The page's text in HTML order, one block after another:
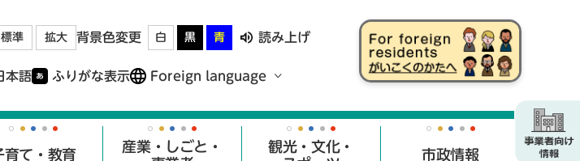
標準 拡大 背景色変更 白 黒 青 読み上げ
本語 ふりがな表示 Foreign language
育て・教育
産業・しごと・
観光・文化・
市政情報